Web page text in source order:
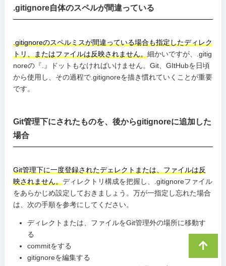
.gitignore自体のスペルが間違っている
.gitignoreのスペルミスが間違っている場合も指定したディレク
トリ、またはファイルは反映されません。細かいですが、.gitig
noreの『.』ドットもなければいけません。Git、GItHubを日頃
から使用し、その過程で.gitignoreを描き慣れていくことが重要
です。
Git管理下にされたものを、後からgitignoreに追加した
場合
Git管理下に一度登録されたデェレクトまたは、ファイルは反
映されません。ディレクトリ構成を把握し、.gitignoreファイル
をあらかじめ設定しておきましょう。万が一指定し忘れた場合
は、次の手順を参考にしてください。
ディレクトまたは、ファイルをGit管理外の場所に移動す
る
commitをする
gitignoreを編集する